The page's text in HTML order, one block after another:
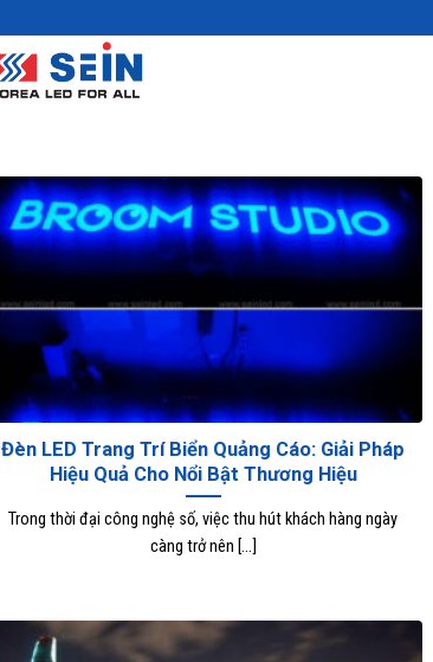
Đèn LED Trang Trí Biển Quảng Cáo: Giải Pháp
Hiệu Quả Cho Nổi Bật Thương Hiệu
Trong thời đại công nghệ số, việc thu hút khách hàng ngày
càng trở nên [...]